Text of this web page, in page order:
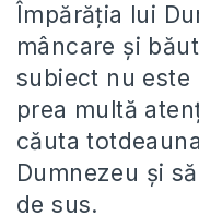
Împărăția lui
mâncare și
subiect nu este
prea multă
căuta
Dumnezeu și
de sus.